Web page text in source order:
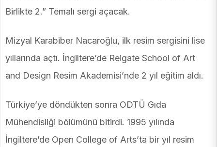
Birlikte 2.” Temalı sergi açacak.
Mizyal Karabiber Nacaroğlu, ilk resim sergisini lise
yıllarında açtı. İngiltere’de Reigate School of Art
and Design Resim Akademisi’nde 2 yıl eğitim aldı.
Türkiye’ye döndükten sonra ODTÜ Gıda
Mühendisliği bölümünü bitirdi. 1995 yılında
İngiltere’de Open College of Arts’ta bir yıl resim